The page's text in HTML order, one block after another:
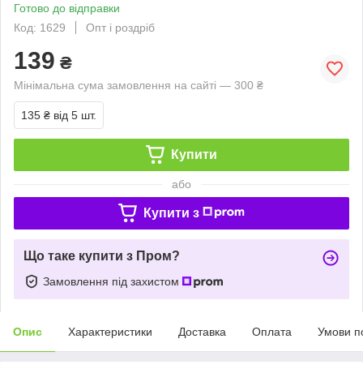
Готово до відправки
Код: 1629
Опт і роздріб
139 ₴
Мінімальна сума замовлення на сайті — 300 ₴
135 ₴ від 5 шт.
Купити
або
Купити з
Що таке купити з Пром?
Замовлення під захистом
Опис Характеристики Доставка Оплата Умови